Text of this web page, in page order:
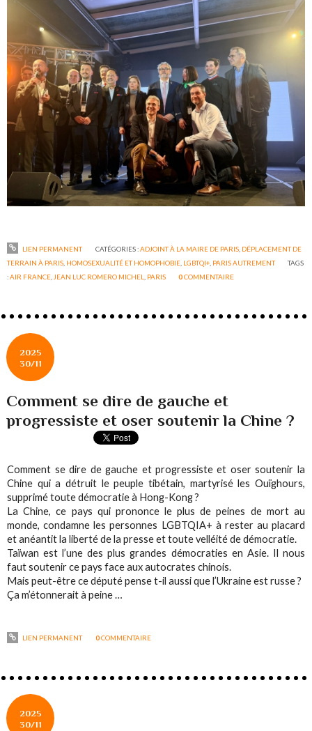
LIEN PERMANENT CATÉGORIES :ADJOINT À LA MAIRE DE PARIS, DÉPLACEMENT DE
TERRAIN À PARIS HOMOSEXUALITÉ ET HOMOPHOBIE LGBTQI+ PARIS AUTREMENT
TAGS
:AIR FRANCE JEAN LUC ROMERO MICHEL PARIS 0COMMENTAIRE
2025
30/11
Comment se dire de gauche et
progressiste et oser soutenir la Chine ?
Comment se dire de gauche et progressiste et oser soutenir la
Chine qui a détruit le peuple tibétain, martyrisé les Ouïghours,
supprimé toute démocratie à Hong-Kong ?
La Chine, ce pays qui prononce le plus de peines de mort au
monde, condamne les personnes LGBTQIA+ à rester au placard
et anéantit la liberté de la presse et toute velléité de démocratie.
Taïwan est l’une des plus grandes démocraties en Asie. Il nous
faut soutenir ce pays face aux autocrates chinois.
Mais peut-être ce député pense t-il aussi que l’Ukraine est russe ?
Ça m’étonnerait à peine …
LIEN PERMANENT 0COMMENTAIRE
2025
30/11